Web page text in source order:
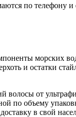
по телефону
морских
и остатки
от
по объему
в свой